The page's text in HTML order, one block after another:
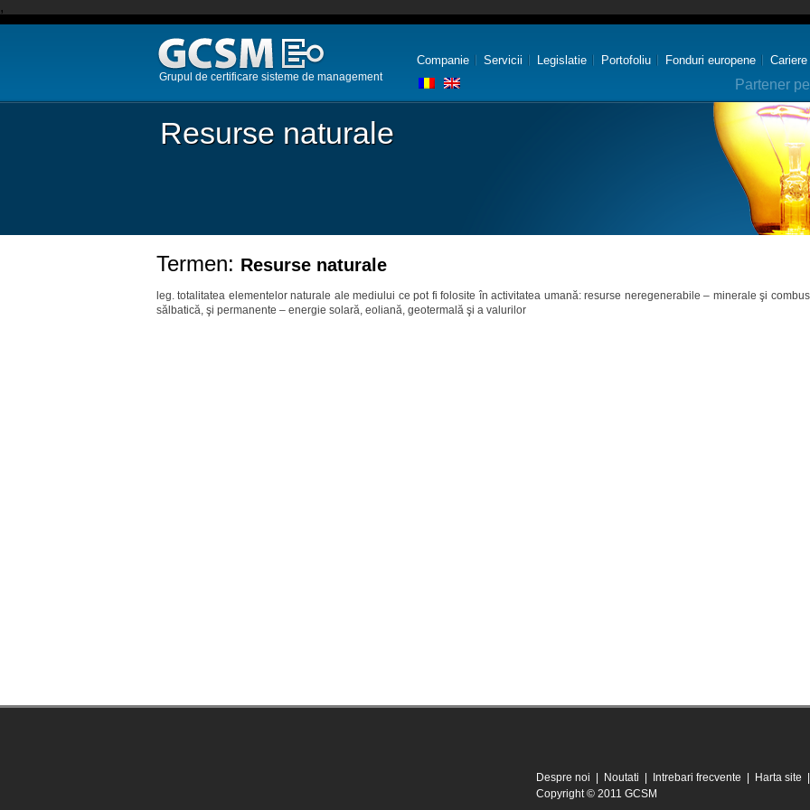
,
Grupul de certificare sisteme de management
Companie Servicii Legislatie Portofoliu Fonduri europene Cariere
Partener
Resurse naturale
Termen: Resurse naturale
leg. totalitatea elementelor naturale ale mediului ce pot fi folosite în activitatea umană: resurse neregenerabile – minerale şi
sălbatică, şi permanente – energie solară, eoliană, geotermală şi a valurilor
Despre noi Noutati Intrebari frecvente Harta site
Copyright © 2011 GCSM